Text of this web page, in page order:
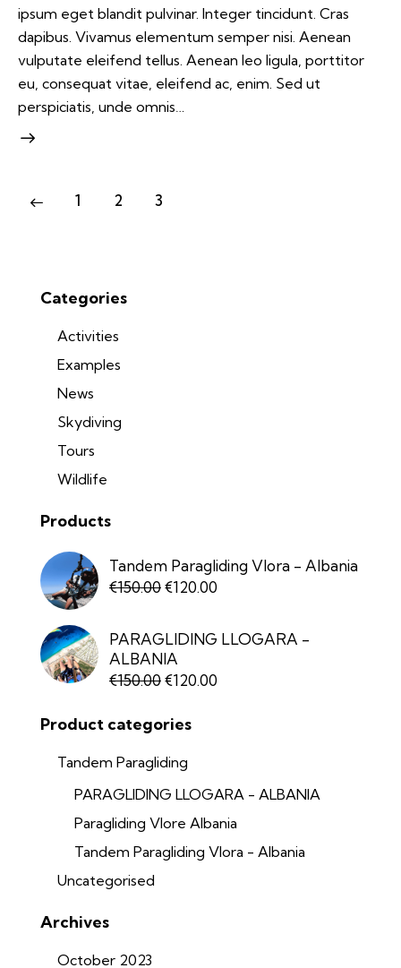
ipsum eget blandit pulvinar. Integer tincidunt. Cras
dapibus. Vivamus elementum semper nisi. Aenean
vulputate eleifend tellus. Aenean leo ligula, porttitor
eu, consequat vitae, eleifend ac, enim. Sed ut
perspiciatis, unde omnis…
Posts
Page
1 Page
2 Page
3
Categories
Activities
Examples
News
Skydiving
Tours
Wildlife
Products
Tandem Paragliding Vlora - Albania
€150.00 Original
was:
€150.00.
€120.00
is:
PARAGLIDING LLOGARA -
ALBANIA
€150.00 Original
was:
€120.00
Product categories
Tandem Paragliding
PARAGLIDING LLOGARA - ALBANIA
Paragliding Vlore Albania
Tandem Paragliding Vlora - Albania
Uncategorised
Archives
October 2023